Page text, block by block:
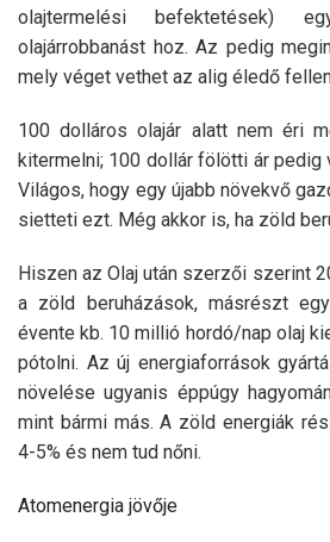
olajtermelési befektetések)
olajárrobbanást hoz. Az pedig
mely véget vethet az alig éledő
100 dolláros olajár alatt nem éri
kitermelni; 100 dollár fölötti ár pedig
Világos, hogy egy újabb növekvő
sietteti ezt. Még akkor is, ha zöld
Hiszen az Olaj után szerzői szerint
a zöld beruházások, másrészt
évente kb. 10 millió hordó/nap olaj
pótolni. Az új energiaforrások
növelése ugyanis éppúgy
mint bármi más. A zöld energiák
4-5% és nem tud nőni.
Atomenergia jövője